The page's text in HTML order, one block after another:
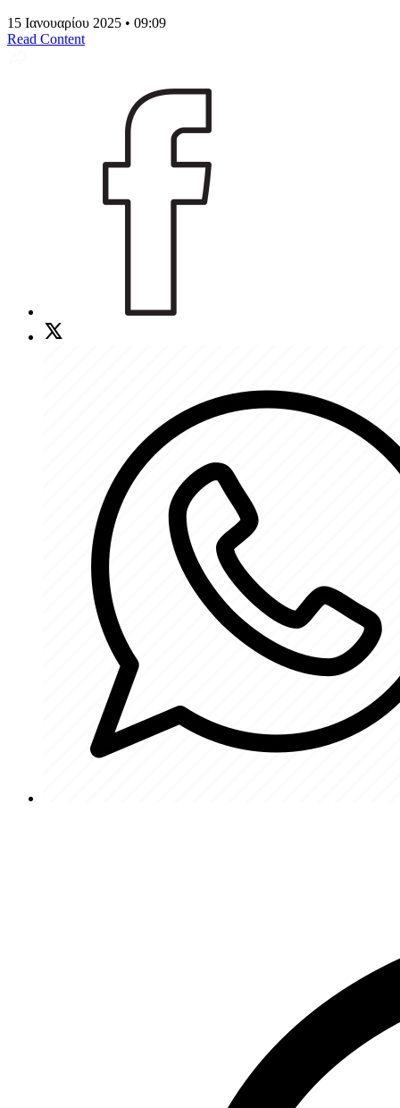
15 Ιανουαρίου 2025 • 09:09
Read Content